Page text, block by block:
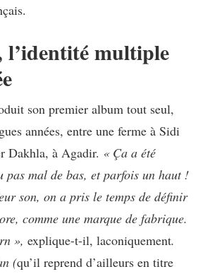
multiple
son premier album tout seul,
années, entre une ferme à Sidi
Dakhla, à Agadir. « Ça a été
pas mal de bas, et parfois un haut !
son, on a pris le temps de définir
comme une marque de fabrique.
», explique-t-il, laconiquement.
(qu’il reprend d’ailleurs en titre